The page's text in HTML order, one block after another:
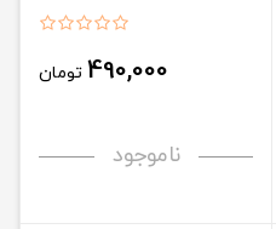
490,000 تومان
ناموجود